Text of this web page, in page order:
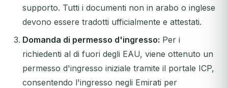
supporto. Tutti i documenti non in arabo o inglese
devono essere tradotti ufficialmente e attestati.
Domanda di permesso d'ingresso: Per i
richiedenti al di fuori degli EAU, viene ottenuto un
permesso d'ingresso iniziale tramite il portale ICP,
consentendo l'ingresso negli Emirati per